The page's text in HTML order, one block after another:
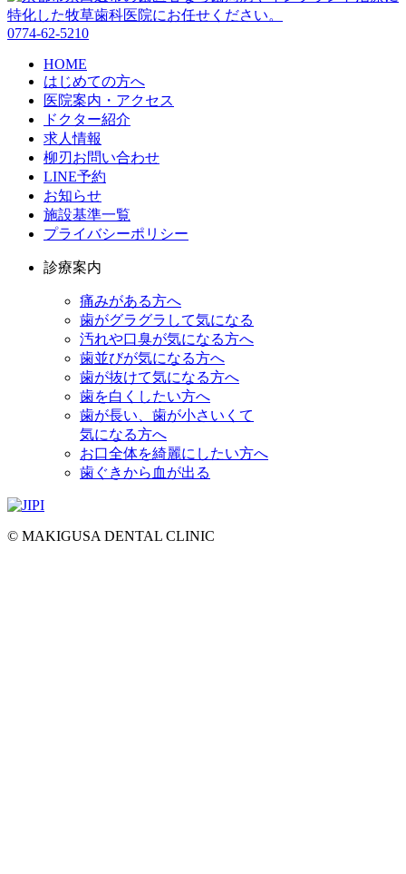
0774-62-5210
HOME
はじめての方へ
医院案内・アクセス
ドクター紹介
求人情報
柳刃お問い合わせ
LINE予約
お知らせ
施設基準一覧
プライバシーポリシー
診療案内
痛みがある方へ
歯がグラグラして気になる
汚れや口臭が気になる方へ
歯並びが気になる方へ
歯が抜けて気になる方へ
歯を白くしたい方へ
歯が長い、歯が小さいくて
気になる方へ
お口全体を綺麗にしたい方へ
歯ぐきから血が出る
© MAKIGUSA DENTAL CLINIC